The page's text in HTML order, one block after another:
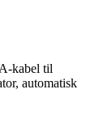
kabel til
automatisk